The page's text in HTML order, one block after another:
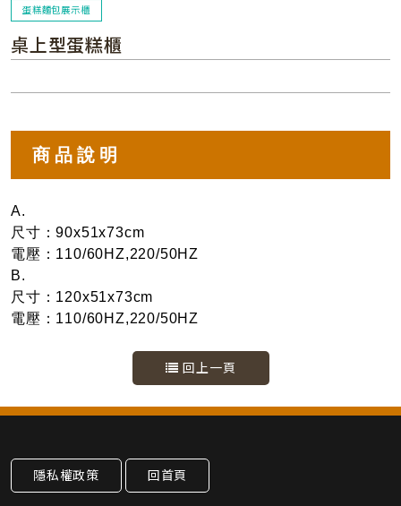
蛋糕麵包展示櫃
桌上型蛋糕櫃
商品說明
A.
尺寸：90x51x73cm
電壓：110/60HZ,220/50HZ
B.
尺寸：120x51x73cm
電壓：110/60HZ,220/50HZ
回上一頁
隱私權政策 回首頁